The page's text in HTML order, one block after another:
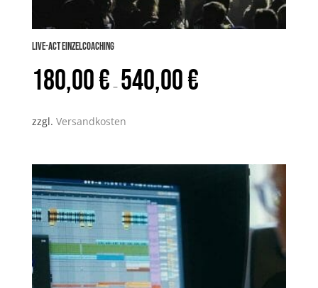
LIVE-ACT Einzelcoaching
180,00€ – 540,00€
zzgl. Versandkosten